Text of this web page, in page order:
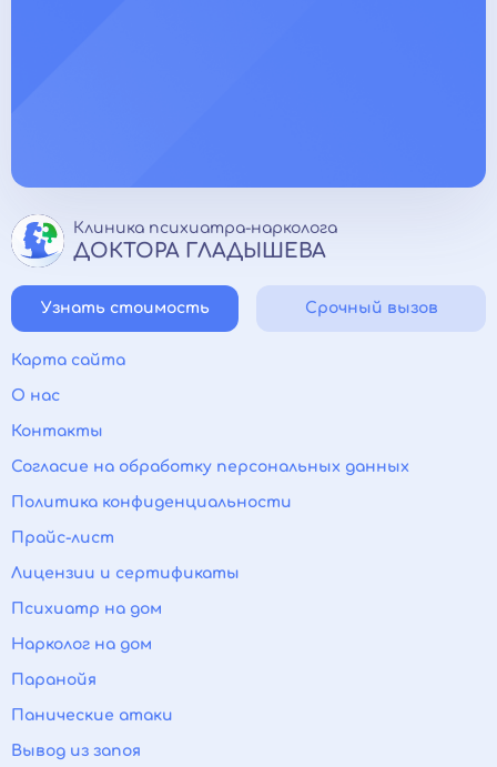
Клиника психиатра-нарколога
ДОКТОРА ГЛАДЫШЕВА
Узнать стоимость Срочный вызов
Карта сайта
О нас
Контакты
Согласие на обработку персональных данных
Политика конфиденциальности
Прайс-лист
Лицензии и сертификаты
Психиатр на дом
Нарколог на дом
Паранойя
Панические атаки
Вывод из запоя